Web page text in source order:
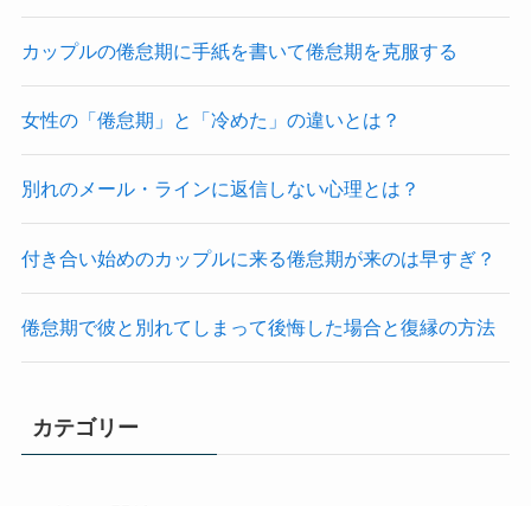
カップルの倦怠期に手紙を書いて倦怠期を克服する
女性の「倦怠期」と「冷めた」の違いとは？
別れのメール・ラインに返信しない心理とは？
付き合い始めのカップルに来る倦怠期が来のは早すぎ？
倦怠期で彼と別れてしまって後悔した場合と復縁の方法
カテゴリー